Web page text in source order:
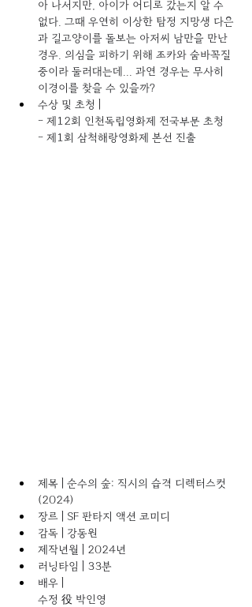
아 나서지만, 아이가 어디로 갔는지 알 수
없다. 그때 우연히 이상한 탐정 지망생 다은
과 길고양이를 돌보는 아저씨 남만을 만난
경우. 의심을 피하기 위해 조카와 숨바꼭질
중이라 둘러대는데... 과연 경우는 무사히
이경이를 찾을 수 있을까?
수상 및 초청 |
- 제12회 인천독립영화제 전국부문 초청
- 제1회 삼척해랑영화제 본선 진출
제목 | 순수의 숲: 직시의 습격 디렉터스컷
(2024)
장르 | SF 판타지 액션 코미디
감독 | 강동원
제작년월 | 2024년
러닝타임 | 33분
배우 |
수정 役 박인영